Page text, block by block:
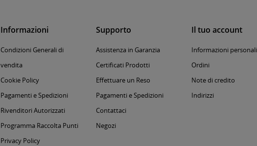
Informazioni
Condizioni Generali di
vendita
Cookie Policy
Pagamenti e Spedizioni
Rivenditori Autorizzati
Programma Raccolta Punti
Privacy Policy
Supporto
Assistenza in Garanzia
Certificati Prodotti
Effettuare un Reso
Pagamenti e Spedizioni
Contattaci
Negozi
Il tuo account
Informazioni personali
Ordini
Note di credito
Indirizzi